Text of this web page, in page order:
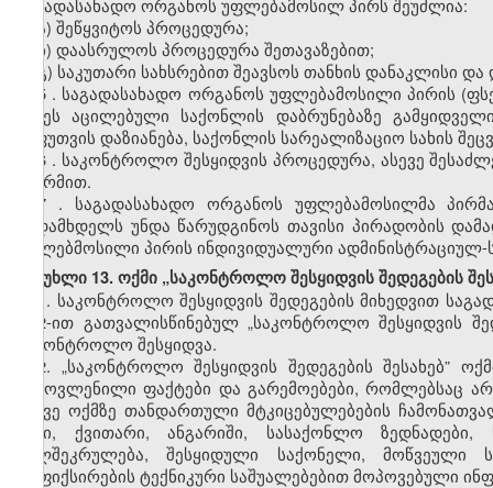
საგადასახადო ორგანოს უფლებამოსილ პირს შეუძლია:
ა) შეწყვიტოს პროცედურა;
ბ) დაასრულოს პროცედურა შეთავაზებით;
გ) საკუთარი სახსრებით შეავსოს თანხის დანაკლისი
5. საგადასახადო ორგანოს უფლებამოსილი პირის
იქნეს აცილებული საქონლის დაბრუნებაზე
შეფუთვის დაზიანება, საქონლის სარეალიზაციო სახის
6. საკონტროლო შესყიდვის პროცედურა, ასევე
ფორმით.
7. საგადასახადო ორგანოს უფლებამოსილმა
გადამხდელს უნდა წარუდგინოს თავისი პირადობის
უფლებმოსილი პირის ინდივიდუალური
მუხლი 13. ოქმი „საკონტროლო შესყიდვის შედეგების
1. საკონტროლო შესყიდვის შედეგების მიხედვით
№2-ით გათვალისწინებულ „საკონტროლო შესყიდვის
საკონტროლო შესყიდვა.
2. „საკონტროლო შესყიდვის შედეგების შესახებ”
გამოვლენილი ფაქტები და გარემოებები, რომლებსაც
ასევე ოქმზე თანდართული მტკიცებულებების
ჩეკი, ქვითარი, ანგარიში, სასაქონლო ზედნადები,
ხელშეკრულება, შესყიდული საქონელი, მოწვეული
დაფიქსირების ტექნიკური საშუალებებით მოპოვებული